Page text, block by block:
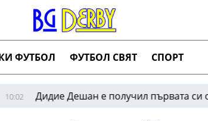
ФУТБОЛ ФУТБОЛ СВЯТ СПОРТ
Дешан е получил първата си оферта